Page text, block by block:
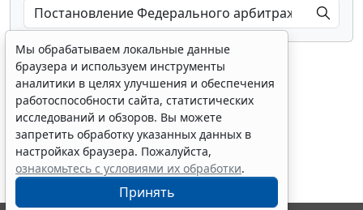
Показать все материалы
Мы обрабатываем локальные данные
браузера и используем инструменты
аналитики в целях улучшения и обеспечения
работоспособности сайта, статистических
исследований и обзоров. Вы можете
запретить обработку указанных данных в
настройках браузера. Пожалуйста,
ознакомьтесь с условиями их обработки.
Принять